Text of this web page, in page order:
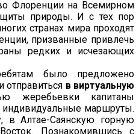
Флоренции на Всемирном
природы. И с тех пор
странах мира проходят
призванные привлечь
редких и исчезающих
было предложено
отправиться в виртуальную
жеребьевки капитаны
маршруты.
в Алтае-Саянскую горную
Познакомившись с